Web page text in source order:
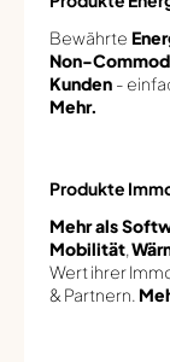
Bewährte
Non-
Kunden -
Mehr.
Produkte
Mehr als
Mobilität,
Wert ihrer
& Partnern.